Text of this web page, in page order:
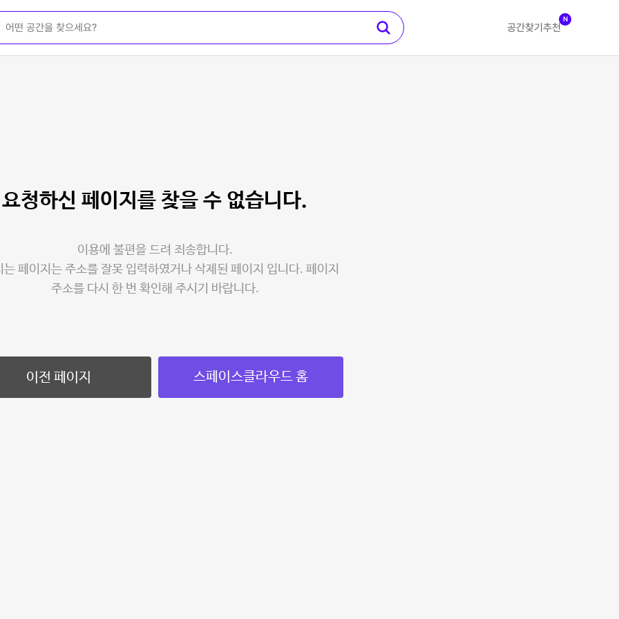
공간찾기 추천
N
요청하신 페이지를 찾을 수 없습니다.
이용에 불편을 드려 죄송합니다.
는 페이지는 주소를 잘못 입력하였거나 삭제된 페이지 입니다. 페이지
주소를 다시 한 번 확인해 주시기 바랍니다.
이전 페이지 스페이스클라우드 홈